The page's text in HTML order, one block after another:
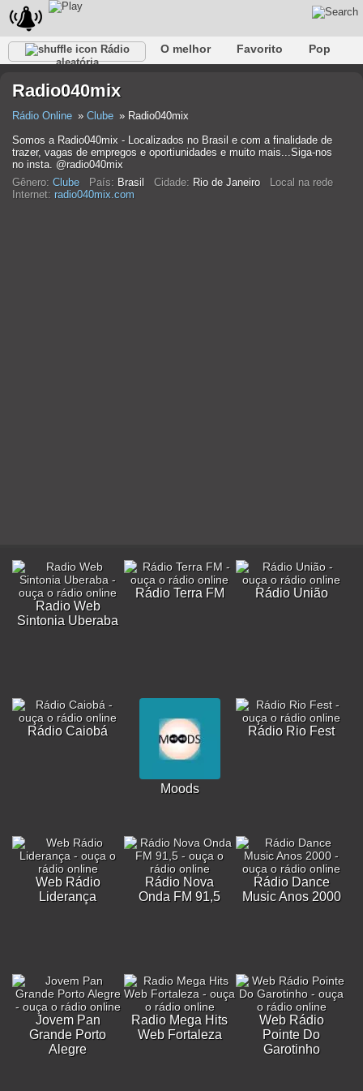
Rádio
aleatória
O melhor Favorito
Pop
Rap
Falk Jazz
Radio040mix
Rádio Online Clube
Radio040mix
Somos a Radio040mix - Localizados no Brasil e com a finalidade de
trazer, vagas de empregos e oportiunidades e muito mais...Siga-nos
no insta. @radio040mix
Gênero: Clube País: Brasil Cidade: Rio de Janeiro
Local na rede
Internet: radio040mix.com
Radio Web
Sintonia Uberaba
Rádio Terra FM Rádio União
Rádio Caiobá
Moods
Rádio Rio Fest
Web Rádio
Liderança
Rádio Nova
Onda FM 91,5
Rádio Dance
Music Anos 2000
Jovem Pan
Grande Porto
Alegre
Radio Mega Hits
Web Fortaleza
Web Rádio
Pointe Do
Garotinho